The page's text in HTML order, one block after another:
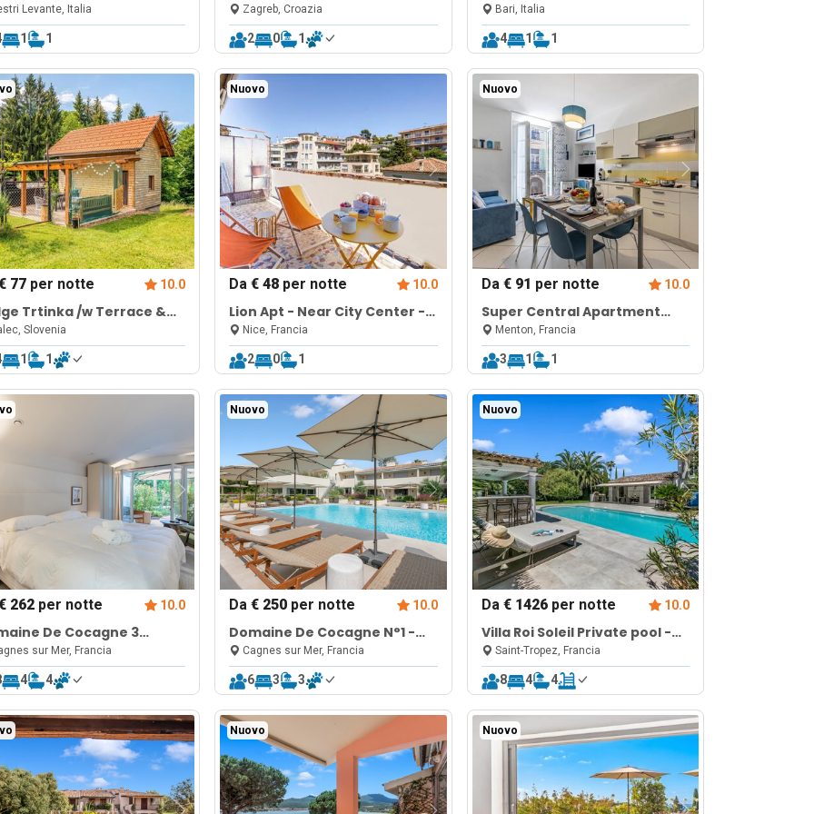
Levante, Italia
1 1
Near Main Square
Zagreb, Croazia
2 0 1
BariBari, Italia
4 1 1
77 per notte 10.0
Trtinka /w Terrace &
in Nature
Slovenia
1 1
Nuovo
Da € 48per notte 10.0
Lion Apt - Near City Center -
Terrace
Nice, Francia
2 0 1
Nuovo
Da € 91 per notte 10.0
Super Central Apartment
with Balcony
Menton, Francia
3 1 1
262 per notte 10.0
De Cocagne 3
+ studio
sur Mer, Francia
4 4
Nuovo
Da € 250per notte 10.0
Domaine De Cocagne N°1 -
Pool & Sea View
Cagnes sur Mer, Francia
6 3 3
Nuovo
Da € 1426per notte 10.0
Villa Roi Soleil Private pool -
St-Tropez
Saint-Tropez, Francia
8 4 4
Nuovo Nuovo